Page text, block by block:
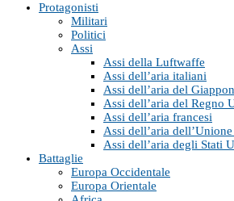
Protagonisti
Militari
Politici
Assi
Assi della Luftwaffe
Assi dell’aria italiani
Assi dell’aria del
Assi dell’aria del Regno
Assi dell’aria francesi
Assi dell’aria
Assi dell’aria degli Stati
Battaglie
Europa Occidentale
Europa Orientale